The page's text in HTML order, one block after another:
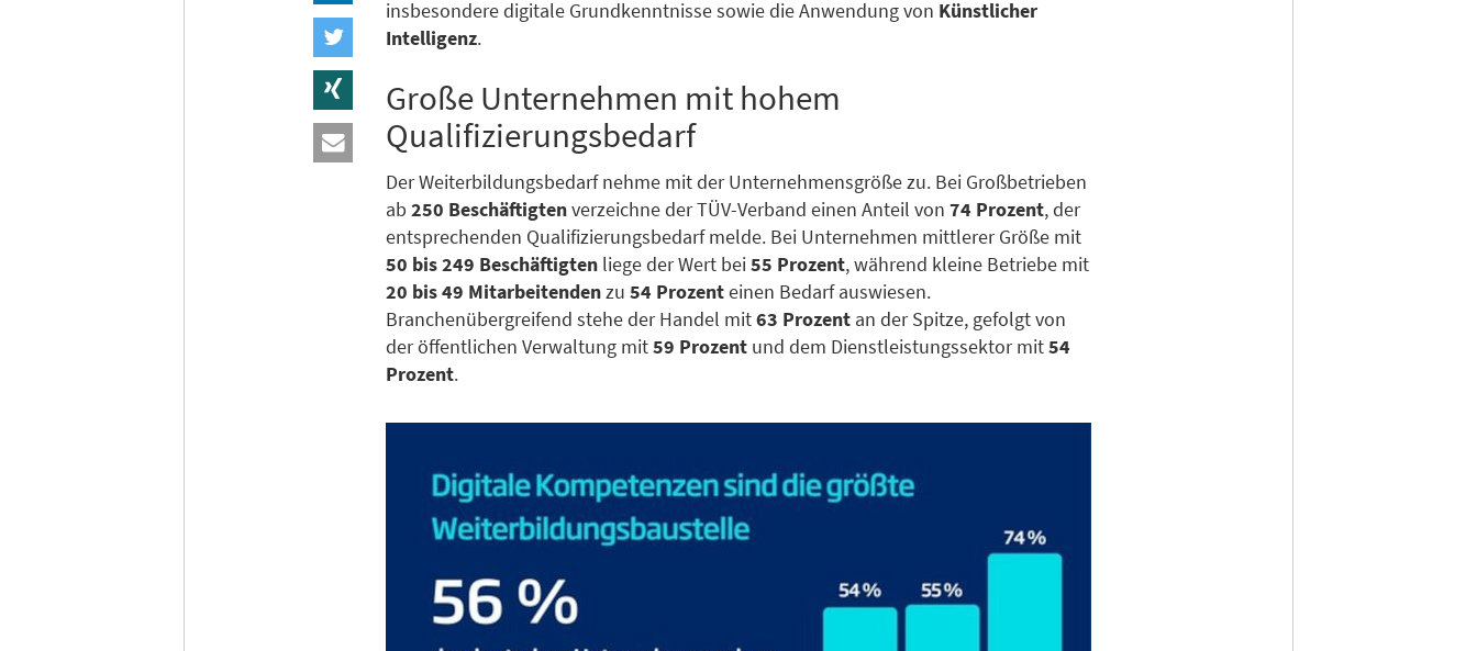
insbesondere digitale Grundkenntnisse sowie die Anwendung von Künstlicher
Intelligenz.
Große Unternehmen mit hohem
Qualifizierungsbedarf
Der Weiterbildungsbedarf nehme mit der Unternehmensgröße zu. Bei Großbetrieben
ab 250 Beschäftigtenverzeichne der TÜV-Verband einen Anteil von 74 Prozent, der
entsprechenden Qualifizierungsbedarf melde. Bei Unternehmen mittlerer Größe mit
50 bis 249 Beschäftigten liege der Wert bei55 Prozent, während kleine Betriebe mit
20 bis 49 Mitarbeitendenzu 54 Prozenteinen Bedarf auswiesen.
Branchenübergreifend stehe der Handel mit63 Prozent an der Spitze, gefolgt von
der öffentlichen Verwaltung mit59 Prozent und dem Dienstleistungssektor mit54
Prozent.